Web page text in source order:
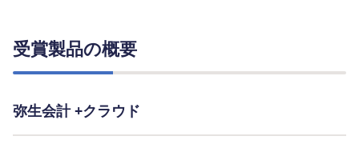
受賞製品の概要
弥生会計 +クラウド